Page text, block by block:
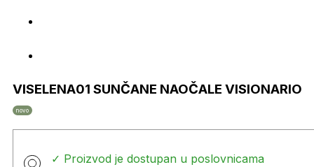
VISELENA01 SUNČANE NAOČALE VISIONARIO
novo
✓ Proizvod je dostupan u poslovnicama